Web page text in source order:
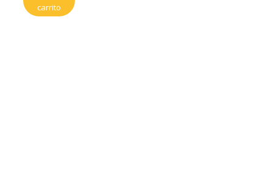
carrito